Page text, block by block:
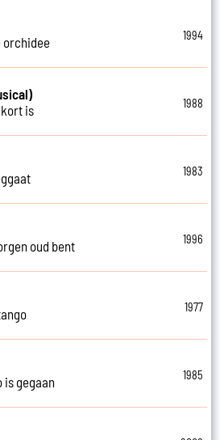
orchidee
1994
is
1988
1983
oud bent
1996
1977
is gegaan
1985